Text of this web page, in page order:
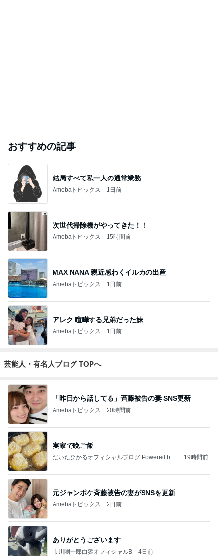
おすすめの記事
結局すべて私一人の通常業務
Amebaトピックス 1日前
次世代掃除機がやってきた！！
Amebaトピックス 15時間前
MAX NANA 親近感わくイルカの出産
Amebaトピックス 1日前
アレク 喧嘩する兄弟だった妹
Amebaトピックス 1日前
芸能人・有名人ブログ TOPへ
「昨日から話してる」斉藤被告の妻 SNS更新
Amebaトピックス 20時間前
実家で晩ご飯
だいたひかるオフィシャルブログ Powered by
19時間前
元ジャンポケ斉藤被告の妻がSNSを更新
Amebaトピックス 2日前
ありがとうございます
市川團十郎白猿オフィシャルB 4日前